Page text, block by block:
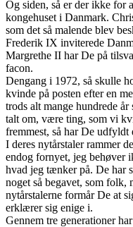
Og siden, så er der ikke for
kongehuset i Danmark.
som det så malende blev
Frederik IX inviterede
Margrethe II har De på
facon.
Dengang i 1972, så skulle
kvinde på posten efter en
trods alt mange hundrede
talt om, være ting, som vi
fremmest, så har De udfyldt
I deres nytårstaler rammer
endog fornyet, jeg behøver
hvad jeg tænker på. De har
noget så begavet, som folk,
nytårstalerne formår De at
erklærer sig enige i.
Gennem tre generationer